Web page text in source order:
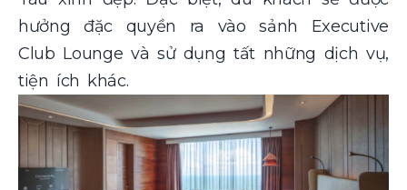
hưởng đặc quyền ra vào sảnh Executive
Club Lounge và sử dụng tất những dịch vụ,
tiện ích khác.